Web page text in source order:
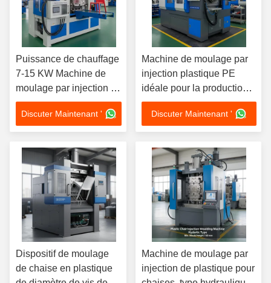
Puissance de chauffage
7-15 KW Machine de
moulage par injection de
chaises en plastique, y
compris l'épaisseur du
moule 150-420 mm pour
la fabrication de chaises
Discuter Maintenant '
Machine de moulage par
injection plastique PE
idéale pour la production
de moulage de chaises,
garantissant une injection
constante et un
fonctionnement à cycle
rapide
Discuter Maintenant '
Dispositif de moulage
de chaise en plastique
Machine de moulage par
injection de plastique pour